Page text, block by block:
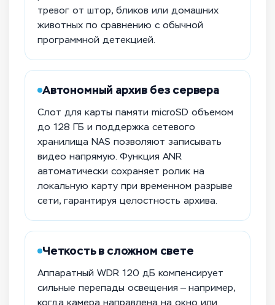
тревог от штор, бликов или домашних
животных по сравнению с обычной
программной детекцией.
Автономный архив без сервера
Слот для карты памяти microSD объемом
до 128 ГБ и поддержка сетевого
хранилища NAS позволяют записывать
видео напрямую. Функция ANR
автоматически сохраняет ролик на
локальную карту при временном разрыве
сети, гарантируя целостность архива.
Четкость в сложном свете
Аппаратный WDR 120 дБ компенсирует
сильные перепады освещения — например,
когда камера направлена на окно или